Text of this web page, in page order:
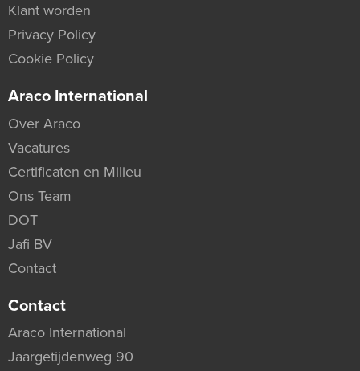
Klant worden
Privacy Policy
Cookie Policy
Araco International
Over Araco
Vacatures
Certificaten en Milieu
Ons Team
DOT
Jafi BV
Contact
Contact
Araco International
Jaargetijdenweg 90